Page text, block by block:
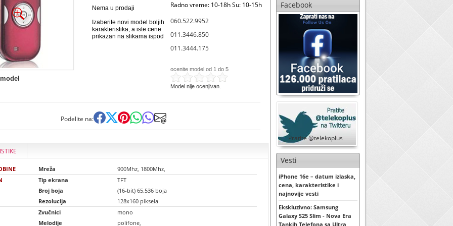
Nema u prodaji
Izaberite novi model boljih
karakteristika, a iste cene
prikazan na slikama ispod
Radno vreme: 10-18h Su: 10-15h
060.522.9952
011.3446.850
011.3444.175
ocenite model od 1 do 5
Model nije ocenjivan.
Podelite na:
Mreža
900Mhz, 1800Mhz,
Tip ekrana
TFT
Broj boja
(16-bit) 65.536 boja
Rezolucija
128x160 piksela
Zvučnici
mono
Melodije
polifone,
Facebook
Pratite @telekoplus
Vesti
iPhone 16e – datum izlaska,
cena, karakteristike i
najnovije vesti
Ekskluzivno: Samsung
Galaxy S25 Slim - Nova Era
Tankih Telefona sa Ultra